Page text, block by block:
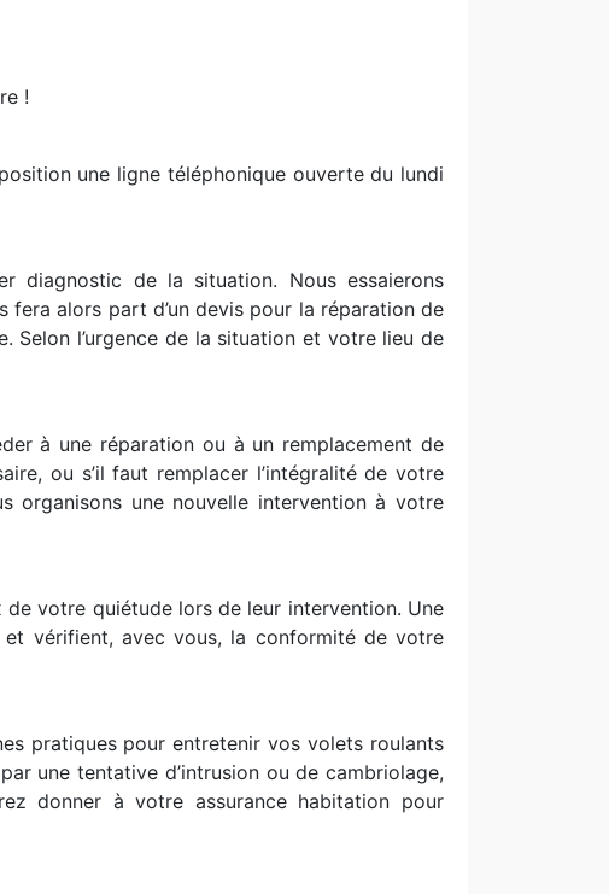
!
une ligne téléphonique ouverte du lundi
diagnostic de la situation. Nous essaierons
alors part d’un devis pour la réparation de
Selon l’urgence de la situation et votre lieu de
à une réparation ou à un remplacement de
ou s’il faut remplacer l’intégralité de votre
organisons une nouvelle intervention à votre
votre quiétude lors de leur intervention. Une
et vérifient, avec vous, la conformité de votre
pratiques pour entretenir vos volets roulants
une tentative d’intrusion ou de cambriolage,
donner à votre assurance habitation pour